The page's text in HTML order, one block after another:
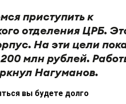
приступить к
отделения ЦРБ.
На эти цели
млн рублей.
Нагуманов.
вы будете долго